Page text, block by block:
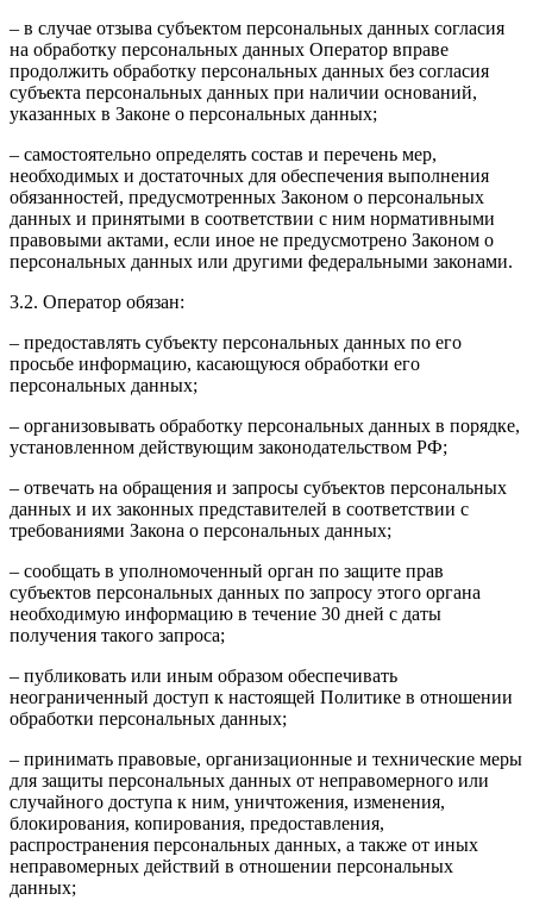
– в случае отзыва субъектом персональных данных согласия
на обработку персональных данных Оператор вправе
продолжить обработку персональных данных без согласия
субъекта персональных данных при наличии оснований,
указанных в Законе о персональных данных;
– самостоятельно определять состав и перечень мер,
необходимых и достаточных для обеспечения выполнения
обязанностей, предусмотренных Законом о персональных
данных и принятыми в соответствии с ним нормативными
правовыми актами, если иное не предусмотрено Законом о
персональных данных или другими федеральными законами.
3.2. Оператор обязан:
– предоставлять субъекту персональных данных по его
просьбе информацию, касающуюся обработки его
персональных данных;
– организовывать обработку персональных данных в порядке,
установленном действующим законодательством РФ;
– отвечать на обращения и запросы субъектов персональных
данных и их законных представителей в соответствии с
требованиями Закона о персональных данных;
– сообщать в уполномоченный орган по защите прав
субъектов персональных данных по запросу этого органа
необходимую информацию в течение 30 дней с даты
получения такого запроса;
– публиковать или иным образом обеспечивать
неограниченный доступ к настоящей Политике в отношении
обработки персональных данных;
– принимать правовые, организационные и технические меры
для защиты персональных данных от неправомерного или
случайного доступа к ним, уничтожения, изменения,
блокирования, копирования, предоставления,
распространения персональных данных, а также от иных
неправомерных действий в отношении персональных
данных;